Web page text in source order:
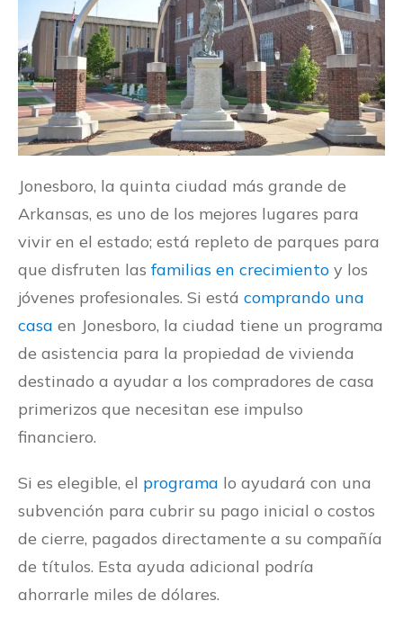
Jonesboro, la quinta ciudad más grande de
Arkansas, es uno de los mejores lugares para
vivir en el estado; está repleto de parques para
que disfruten lasfamilias en crecimiento y los
jóvenes profesionales. Si está comprando una
casa en Jonesboro, la ciudad tiene un programa
de asistencia para la propiedad de vivienda
destinado a ayudar a los compradores de casa
primerizos que necesitan ese impulso
financiero.
Si es elegible, el programa lo ayudará con una
subvención para cubrir su pago inicial o costos
de cierre, pagados directamente a su compañía
de títulos. Esta ayuda adicional podría
ahorrarle miles de dólares.